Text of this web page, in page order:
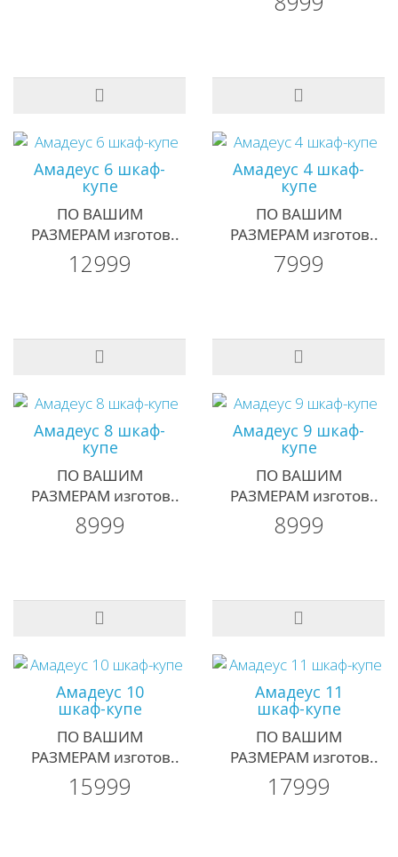
Амадеус 6 шкаф-
купе
ПО ВАШИМ
РАЗМЕРАМ изготов..
12999
Амадеус 4 шкаф-
купе
ПО ВАШИМ
РАЗМЕРАМ изготов..
7999
Амадеус 8 шкаф-
купе
ПО ВАШИМ
РАЗМЕРАМ изготов..
8999
Амадеус 9 шкаф-
купе
ПО ВАШИМ
РАЗМЕРАМ изготов..
8999
Амадеус 10
шкаф-купе
ПО ВАШИМ
РАЗМЕРАМ изготов..
15999
Амадеус 11
шкаф-купе
ПО ВАШИМ
РАЗМЕРАМ изготов..
17999